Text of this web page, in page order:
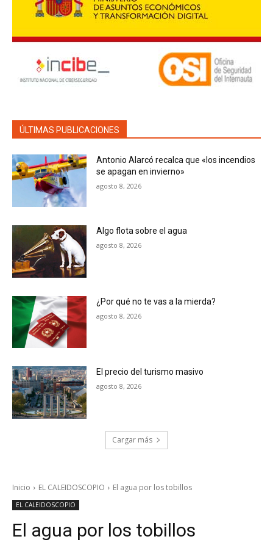
ÚLTIMAS PUBLICACIONES
Antonio Alarcó recalca que «los incendios
se apagan en invierno»
agosto 8, 2026
Algo flota sobre el agua
agosto 8, 2026
¿Por qué no te vas a la mierda?
agosto 8, 2026
El precio del turismo masivo
agosto 8, 2026
Cargar más